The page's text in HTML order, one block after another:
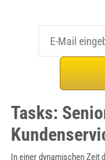
Tasks:
In einer dynamischen Zeit